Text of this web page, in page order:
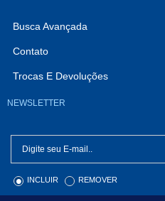
Busca Avançada
Contato
Trocas E Devoluções
NEWSLETTER
INCLUIR REMOVER